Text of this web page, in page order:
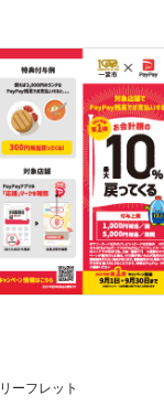
リーフレット